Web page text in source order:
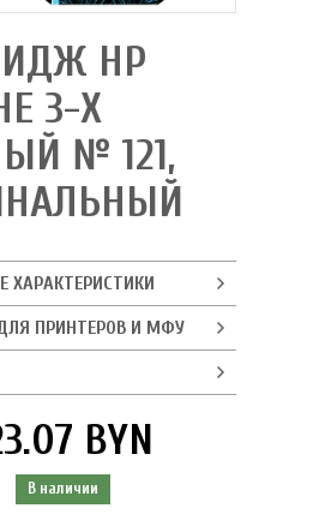
HP
3-Х
№ 121,
ХАРАКТЕРИСТИКИ
ПРИНТЕРОВ И МФУ
BYN
В наличии